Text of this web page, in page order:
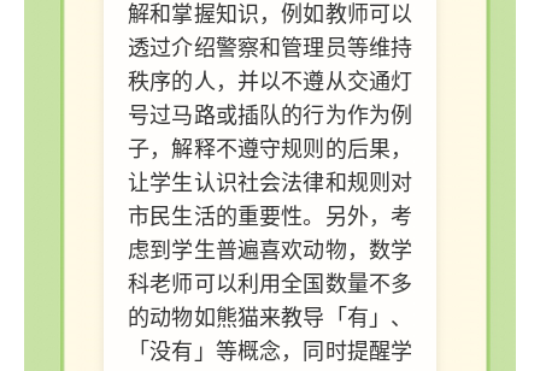
解和掌握知识，例如教师可以
透过介绍警察和管理员等维持
秩序的人，并以不遵从交通灯
号过马路或插队的行为作为例
子，解释不遵守规则的后果，
让学生认识社会法律和规则对
市民生活的重要性。另外，考
虑到学生普遍喜欢动物，数学
科老师可以利用全国数量不多
的动物如熊猫来教导「有」、
「没有」等概念，同时提醒学